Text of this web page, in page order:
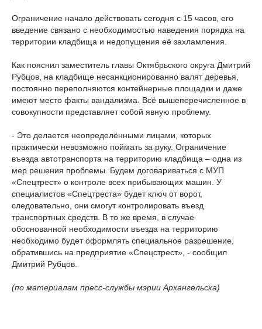
Ограничение начало действовать сегодня с 15 часов, его
введение связано с необходимостью наведения порядка на
территории кладбища и недопущения её захламления.
Как пояснил заместитель главы Октябрьского округа Дмитрий
Рубцов, на кладбище несанкционированно валят деревья,
постоянно переполняются контейнерные площадки и даже
имеют место факты вандализма. Всё вышеперечисленное в
совокупности представляет собой явную проблему.
- Это делается неопределёнными лицами, которых
практически невозможно поймать за руку. Ограничение
въезда автотранспорта на территорию кладбища – одна из
мер решения проблемы. Будем договариваться с МУП
«Спецтрест» о контроле всех прибывающих машин. У
специалистов «Спецтреста» будет ключ от ворот,
следовательно, они смогут контролировать въезд
транспортных средств. В то же время, в случае
обоснованной необходимости въезда на территорию
необходимо будет оформлять специальное разрешение,
обратившись на предприятие «Спецстрест», - сообщил
Дмитрий Рубцов.
(по материалам пресс-службы мэрии Архангельска)